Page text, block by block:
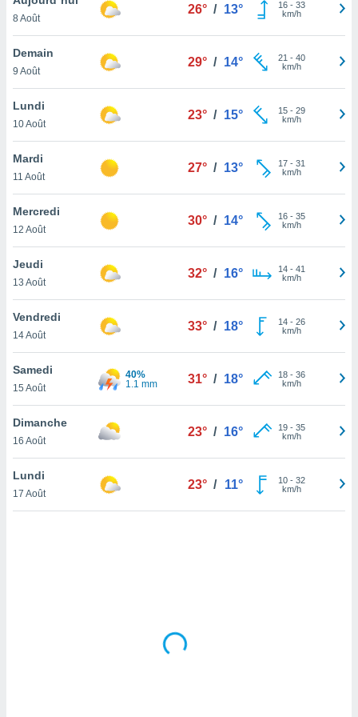
et
»,
au
vous
qu'ils
ou
le
ainsi
un
la
du
en
de
8 Août
26° / 13° 16- 33
km/h
Demain
9 Août
29° / 14° 21 - 40
km/h
Lundi
10 Août
23° / 15° 15- 29
km/h
Mardi
11 Août
27° / 13° 17- 31
km/h
Mercredi
12 Août
30° / 14° 16- 35
km/h
Jeudi
13 Août
32° / 16° 14- 41
km/h
Vendredi
14 Août
33° / 18° 14- 26
km/h
Samedi
15 Août
40%
1.1 mm
31° / 18° 18- 36
km/h
Dimanche
16 Août
23° / 16° 19- 35
km/h
Lundi
17 Août
23° / 11° 10- 32
km/h